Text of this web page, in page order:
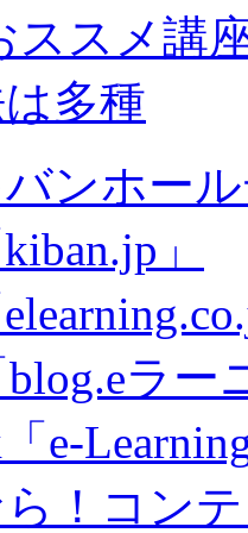
ススメ講
多種
ンホー
」
ラー
e-
！コン